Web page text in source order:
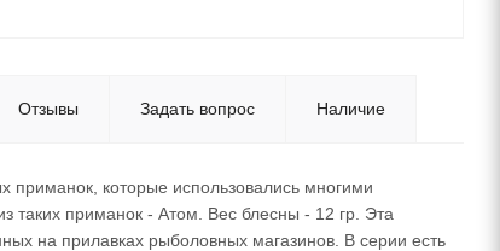
Отзывы Задать вопрос Наличие
приманок, которые использовались многими
таких приманок - Атом. Вес блесны - 12 гр. Эта
на прилавках рыболовных магазинов. В серии есть